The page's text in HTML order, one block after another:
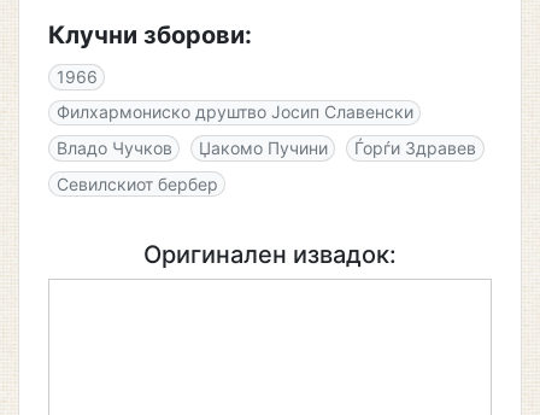
Клучни зборови:
1966
Филхармониско друштво Јосип Славенски
Владо Чучков
Џакомо Пучини
Ѓорѓи Здравев
Севилскиот бербер
Оригинален извадок: